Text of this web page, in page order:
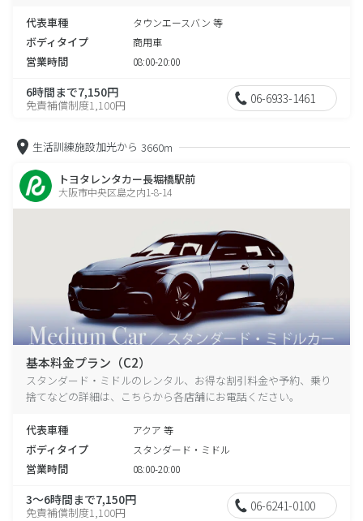
代表車種 タウンエースバン 等
ボディタイプ 商用車
営業時間 08:00-20:00
6時間まで7,150円
免責補償制度1,100円 06-6933-1461
生活訓練施設加光から 3660m
トヨタレンタカー長堀橋駅前
大阪市中央区島之内1-8-14
基本料金プラン（C2）
スタンダード・ミドルのレンタル、お得な割引料金や予約、乗り
捨てなどの詳細は、こちらから各店舗にお電話ください。
代表車種 アクア 等
ボディタイプ スタンダード・ミドル
営業時間 08:00-20:00
3～6時間まで7,150円
免責補償制度1,100円 06-6241-0100